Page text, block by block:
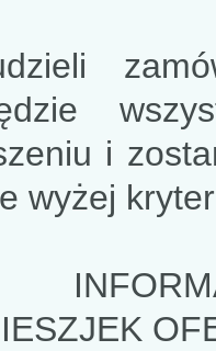
i
wyżej